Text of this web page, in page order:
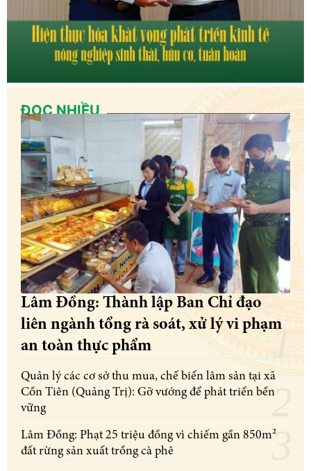
ĐỌC NHIỀU
Lâm Đồng: Thành lập Ban Chỉ đạo
liên ngành tổng rà soát, xử lý vi phạm
an toàn thực phẩm
Quản lý các cơ sở thu mua, chế biến lâm sản tại xã
Cồn Tiên (Quảng Trị): Gỡ vướng để phát triển bền
vững
Lâm Đồng: Phạt 25 triệu đồng vì chiếm gần 850m²
đất rừng sản xuất trồng cà phê